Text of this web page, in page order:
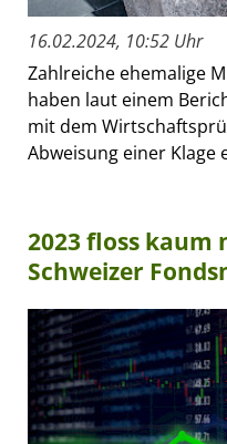
16.02.2024, 10:52 Uhr
Zahlreiche ehemalige
haben laut einem
mit dem
Abweisung einer Klage
2023 floss kaum
Schweizer